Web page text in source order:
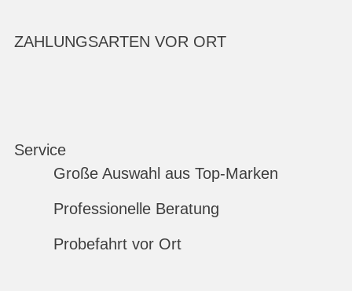
ZAHLUNGSARTEN VOR ORT
Service
Große Auswahl aus Top-Marken
Professionelle Beratung
Probefahrt vor Ort